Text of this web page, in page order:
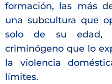
formación, las más
una subcultura que
solo de su edad,
criminógeno que lo
la violencia
límites.